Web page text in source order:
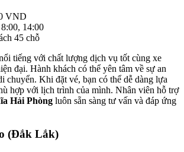
VND
14:00
45 chỗ
tiếng với chất lượng dịch vụ tốt cùng xe
đại. Hành khách có thể yên tâm về sự an
chuyển. Khi đặt vé, bạn có thể dễ dàng lựa
hợp với lịch trình của mình. Nhân viên hỗ trợ
Hải Phòng luôn sẵn sàng tư vấn và đáp ứng
(Đắk Lắk)